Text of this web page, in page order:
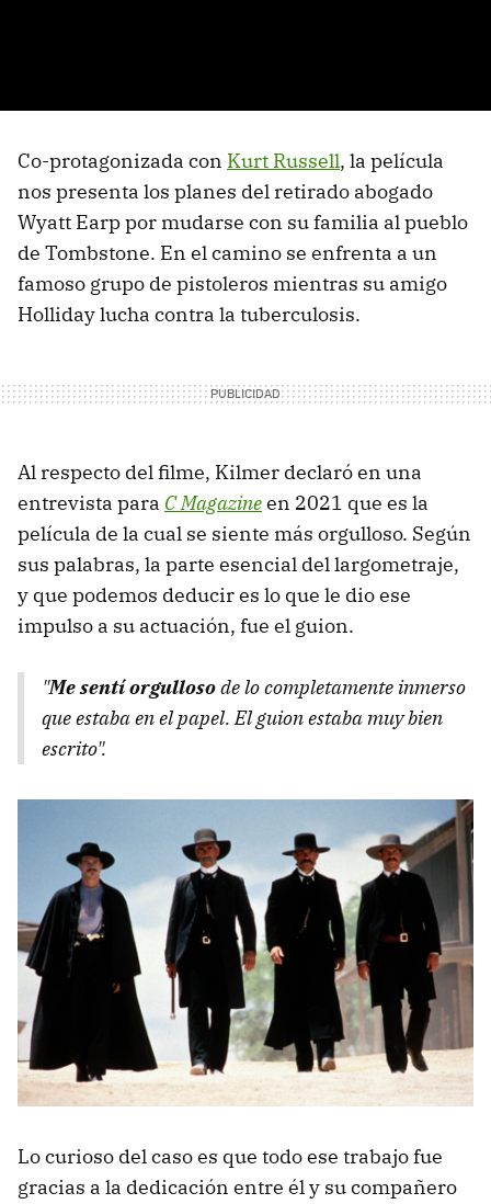
Co-protagonizada con Kurt Russell, la película
nos presenta los planes del retirado abogado
Wyatt Earp por mudarse con su familia al pueblo
de Tombstone. En el camino se enfrenta a un
famoso grupo de pistoleros mientras su amigo
Holliday lucha contra la tuberculosis.
Al respecto del filme, Kilmer declaró en una
entrevista para C Magazineen 2021 que es la
película de la cual se siente más orgulloso. Según
sus palabras, la parte esencial del largometraje,
y que podemos deducir es lo que le dio ese
impulso a su actuación, fue el guion.
"Me sentí orgullosode lo completamente inmerso
que estaba en el papel. El guion estaba muy bien
escrito".
Lo curioso del caso es que todo ese trabajo fue
gracias a la dedicación entre él y su compañero